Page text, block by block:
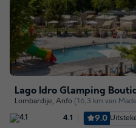
Lago Idro Glamping
Lombardije, Anfo (16,3 km van
4.1 9.0